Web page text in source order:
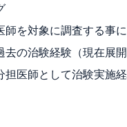
を対象に調査する事
去の治験経験（現在展
医師として治験実施